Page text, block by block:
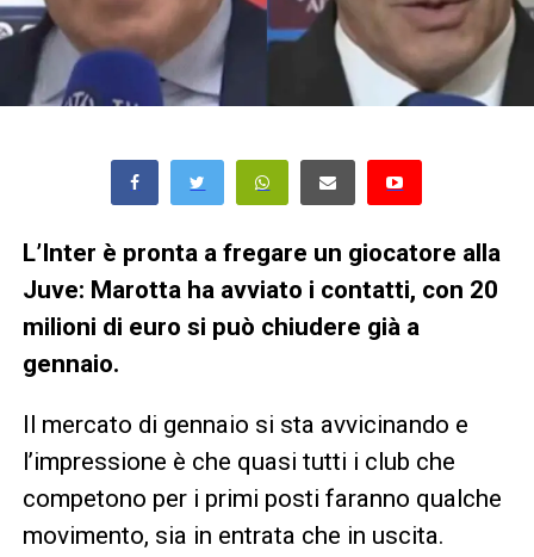
L’Inter è pronta a fregare un giocatore alla
Juve: Marotta ha avviato i contatti, con 20
milioni di euro si può chiudere già a
gennaio.
Il mercato di gennaio si sta avvicinando e
l’impressione è che quasi tutti i club che
competono per i primi posti faranno qualche
movimento, sia in entrata che in uscita.